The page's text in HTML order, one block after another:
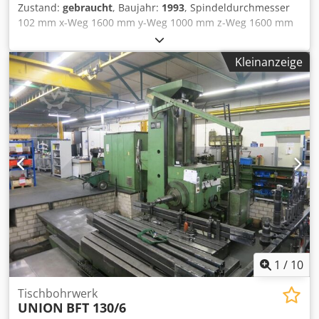
Zustand: gebraucht, Baujahr: 1993, Spindeldurchmesser
102 mm x-Weg 1600 mm y-Weg 1000 mm z-Weg 1600 mm
Steuerung Heidenhain Typ TNC 410 Tischaufspannfläche
1000x1120 mm Tischbelastung 3000 kg Spindelhub 710
mm Spindeldrehzahlen 4-1600 U/min Hauptantriebsmotor
13 kW Maschinengewicht ca. 12 t Die techn. Daten sind
Hersteller- bzw. Betreiberangaben und daher für uns
unverbindlich. Einen Zwischenverkauf behalten wir uns
vor; es gelten ausschließlich unsere Geschäfts- und
Verkaufsbedingungen. Über uns mehr als 400 eigene
Maschinen im Lager über 15.000 m² Lagerfläche,
Krankapazität 70 t mehr als 10.000 Artikel Zubehör für Ihre
Werkstatt Sie wollen Maschinen Produktionslinien oder
Ihren Betrieb verkaufen, Dedeyt R Ecjpfx Ac Tock dann
sprechen Sie uns an. Weitere Angebote finden Sie auf
unserer Webseite. Besichtigungen sind nach Absprache
möglich. Wir freuen uns auf Ihren Besuch. Ihr Markus
Hirsch Team
Kleinanzeige
1 / 10
Tischbohrwerk
UNION BFT 130/6